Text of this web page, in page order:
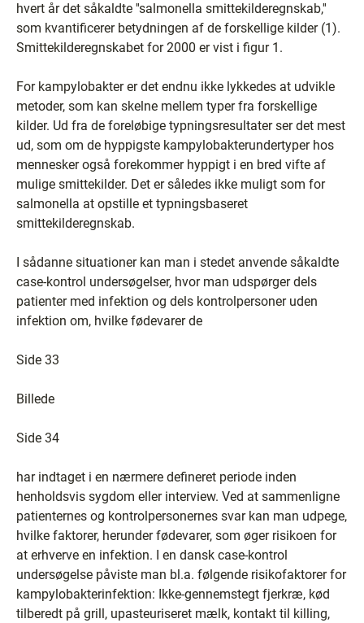
hvert år det såkaldte ''salmonella smittekilderegnskab,''
som kvantificerer betydningen af de forskellige kilder (1).
Smittekilderegnskabet for 2000 er vist i figur 1.
For kampylobakter er det endnu ikke lykkedes at udvikle
metoder, som kan skelne mellem typer fra forskellige
kilder. Ud fra de foreløbige typningsresultater ser det mest
ud, som om de hyppigste kampylobakterundertyper hos
mennesker også forekommer hyppigt i en bred vifte af
mulige smittekilder. Det er således ikke muligt som for
salmonella at opstille et typningsbaseret
smittekilderegnskab.
I sådanne situationer kan man i stedet anvende såkaldte
case-kontrol undersøgelser, hvor man udspørger dels
patienter med infektion og dels kontrolpersoner uden
infektion om, hvilke fødevarer de
Side 33
Billede
Side 34
har indtaget i en nærmere defineret periode inden
henholdsvis sygdom eller interview. Ved at sammenligne
patienternes og kontrolpersonernes svar kan man udpege,
hvilke faktorer, herunder fødevarer, som øger risikoen for
at erhverve en infektion. I en dansk case-kontrol
undersøgelse påviste man bl.a. følgende risikofaktorer for
kampylobakterinfektion: Ikke-gennemstegt fjerkræ, kød
tilberedt på grill, upasteuriseret mælk, kontakt til killing,